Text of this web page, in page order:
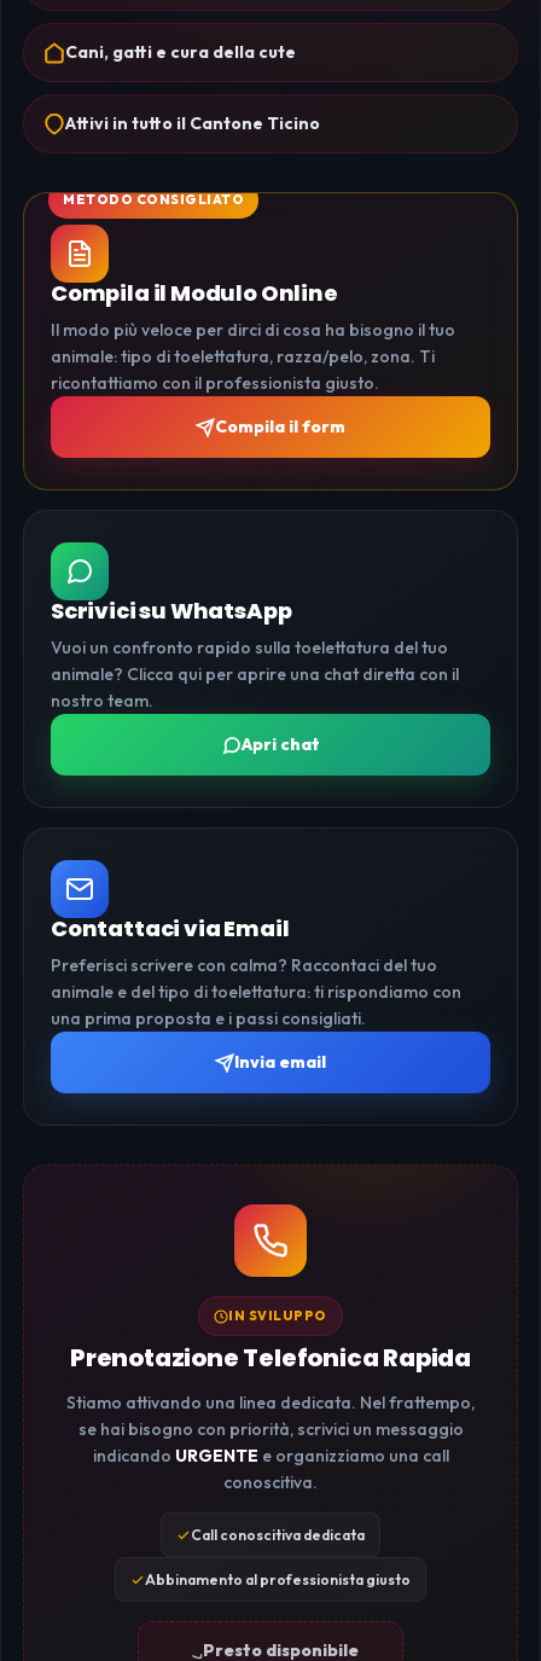
Cani, gatti e cura della cute
Attivi in tutto il Cantone Ticino
Compila il Modulo Online
Il modo più veloce per dirci di cosa ha bisogno il tuo
animale: tipo di toelettatura, razza/pelo, zona. Ti
ricontattiamo con il professionista giusto.
Compila il form
Scrivici su WhatsApp
Vuoi un confronto rapido sulla toelettatura del tuo
animale? Clicca qui per aprire una chat diretta con il
nostro team.
Apri chat
Contattaci via Email
Preferisci scrivere con calma? Raccontaci del tuo
animale e del tipo di toelettatura: ti rispondiamo con
una prima proposta e i passi consigliati.
Invia email
IN SVILUPPO
Prenotazione Telefonica Rapida
Stiamo attivando una linea dedicata. Nel frattempo,
se hai bisogno con priorità, scrivici un messaggio
indicando URGENTE e organizziamo una call
conoscitiva.
Call conoscitiva dedicata
Abbinamento al professionista giusto
Presto disponibile